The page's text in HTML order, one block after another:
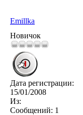
Emillka
Новичок
Дата регистрации:
15/01/2008
Из:
Сообщений: 1